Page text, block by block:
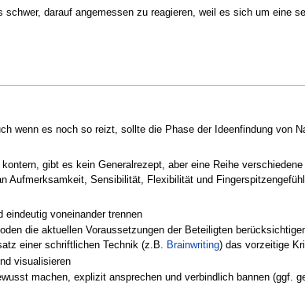
darauf angemessen zu reagieren, weil es sich um eine
wenn es noch so reizt, sollte die Phase der Ideenfindung von
gibt es kein Generalrezept, aber eine Reihe
Aufmerksamkeit, Sensibilität, Flexibilität und
eindeutig voneinander trennen
die aktuellen Voraussetzungen der Beteiligten
einer schriftlichen Technik (z.B. Brainwriting) das vorzeitige
visualisieren
machen, explizit ansprechen und verbindlich bannen (ggf.